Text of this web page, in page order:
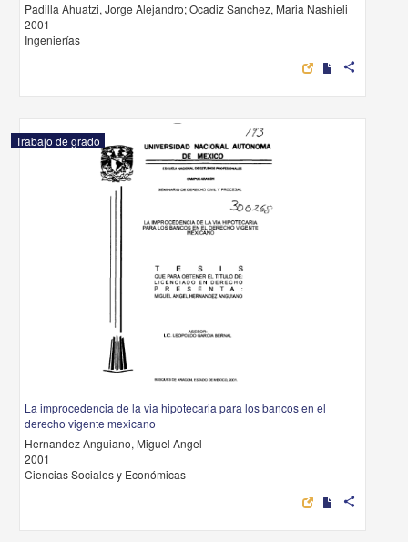
Padilla Ahuatzi, Jorge Alejandro; Ocadiz Sanchez, Maria Nashieli
2001
Ingenierías
share
Trabajo de grado
La improcedencia de la via hipotecaria para los bancos en el
derecho vigente mexicano
Hernandez Anguiano, Miguel Angel
2001
Ciencias Sociales y Económicas
share